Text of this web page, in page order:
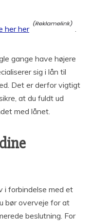
her her
gange have højere
sig i lån til
Det er derfor vigtigt
at du fuldt ud
med lånet.
i forbindelse med et
bør overveje for at
beslutning. For